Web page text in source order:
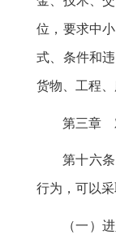
位 ， 要求中
式、条件和
货物、工程
第三章
第十六
行为 ， 可以采
（一）